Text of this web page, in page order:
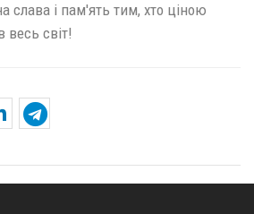
слава і пам'ять тим, хто ціною
весь світ!